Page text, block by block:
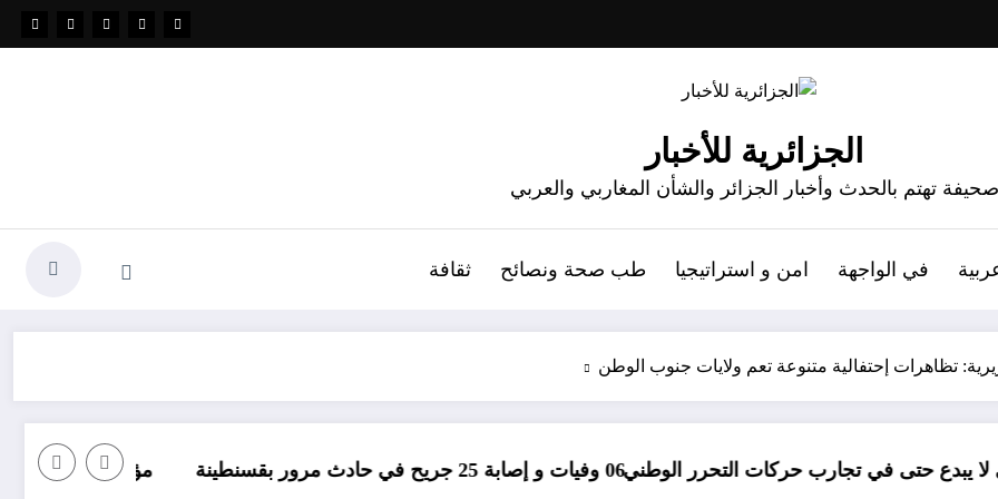
الجزائرية للأخبار
صحيفة تهتم بالحدث وأخبار الجزائر والشأن المغاربي والعربي
في الواجهة امن و استراتيجيا طب صحة ونصائح ثقافة
حركات التحرر الوطني06 وفيات و إصابة 25 جريح في حادث مرور بقسنطينة مؤامرة فينيسيوس ضد ارسنال